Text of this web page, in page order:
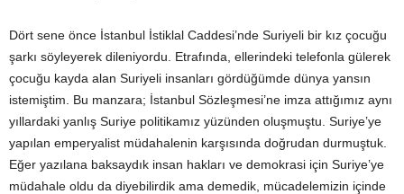
Dört sene önce İstanbul İstiklal Caddesi’nde Suriyeli bir kız çocuğu
şarkı söyleyerek dileniyordu. Etrafında, ellerindeki telefonla gülerek
çocuğu kayda alan Suriyeli insanları gördüğümde dünya yansın
istemiştim. Bu manzara; İstanbul Sözleşmesi’ne imza attığımız aynı
yıllardaki yanlış Suriye politikamız yüzünden oluşmuştu. Suriye’ye
yapılan emperyalist müdahalenin karşısında doğrudan durmuştuk.
Eğer yazılana baksaydık insan hakları ve demokrasi için Suriye’ye
müdahale oldu da diyebilirdik ama demedik, mücadelemizin içinde